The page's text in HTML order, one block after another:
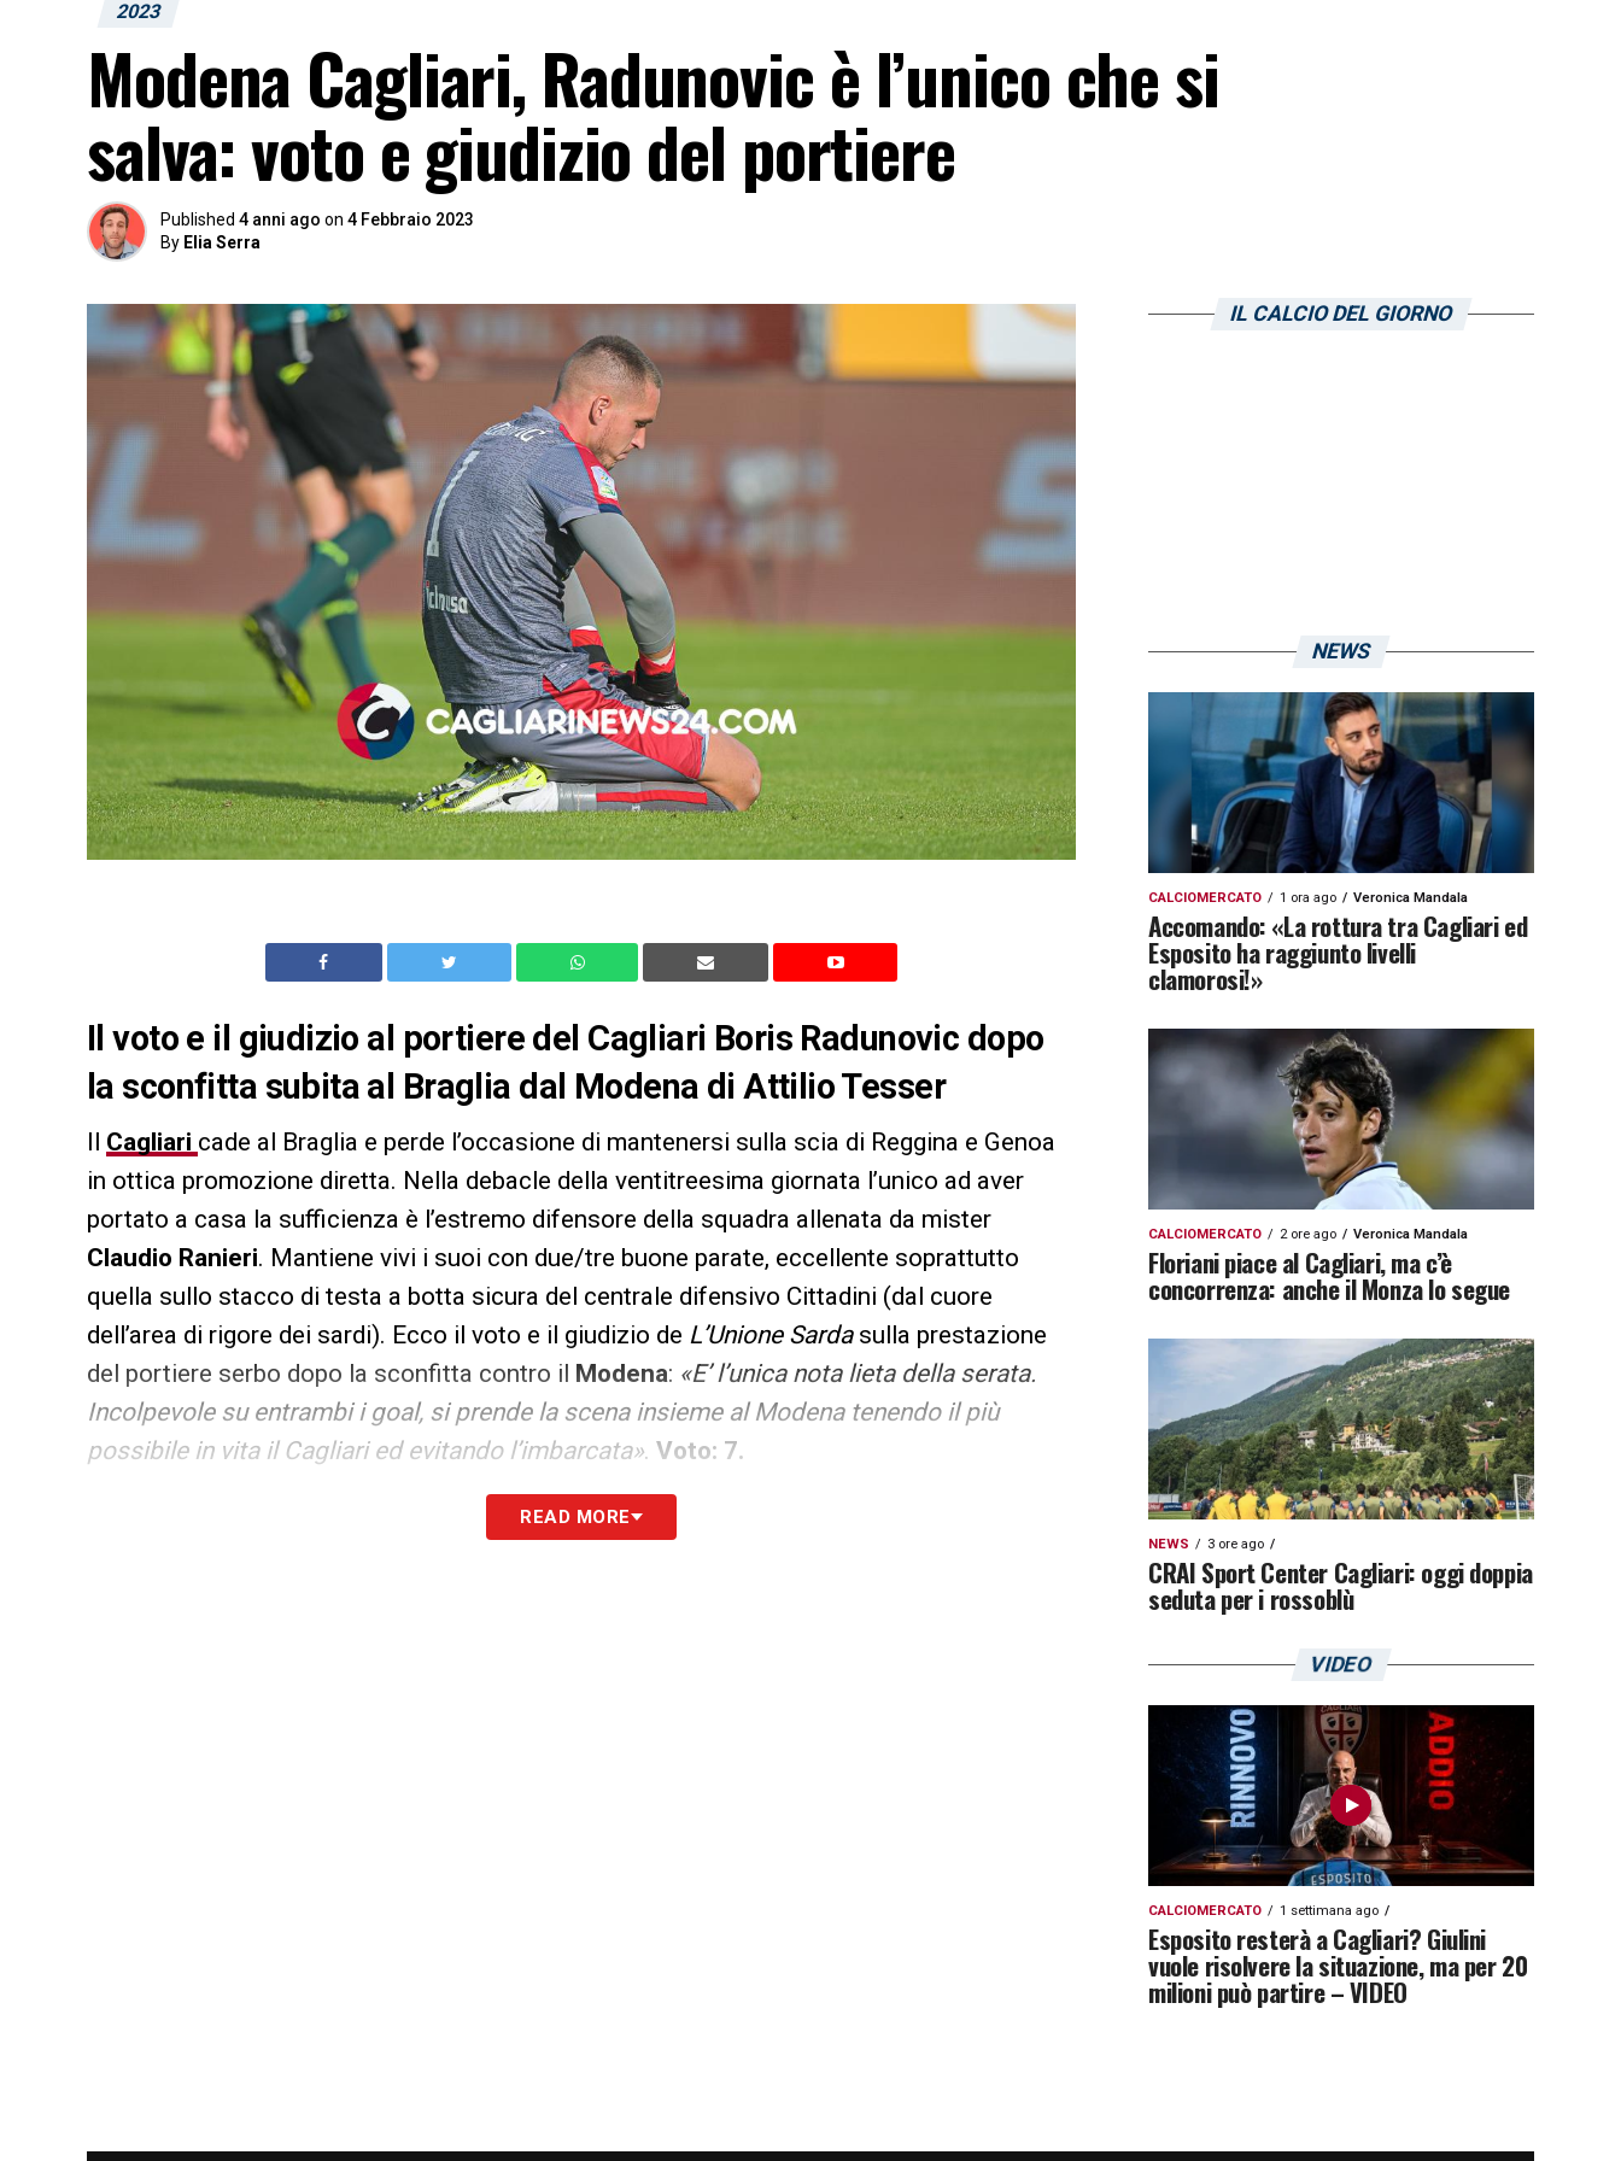
2023
Modena Cagliari, Radunovic è l’unico che si
salva: voto e giudizio del portiere
Published 4 anni ago on 4 Febbraio 2023
By Elia Serra
Il voto e il giudizio al portiere del Cagliari Boris Radunovic dopo
la sconfitta subita al Braglia dal Modena di Attilio Tesser
Il Cagliari cade al Braglia e perde l’occasione di mantenersi sulla scia di Reggina e Genoa
in ottica promozione diretta. Nella debacle della ventitreesima giornata l’unico ad aver
portato a casa la sufficienza è l’estremo difensore della squadra allenata da mister
Claudio Ranieri. Mantiene vivi i suoi con due/tre buone parate, eccellente soprattutto
quella sullo stacco di testa a botta sicura del centrale difensivo Cittadini (dal cuore
dell’area di rigore dei sardi). Ecco il voto e il giudizio de L’Unione Sarda sulla prestazione
del portiere serbo dopo la sconfitta contro il Modena: «E’ l’unica nota lieta della serata.
Incolpevole su entrambi i goal, si prende la scena insieme al Modena tenendo il più
possibile in vita il Cagliari ed evitando l’imbarcata». Voto: 7.
LA PLAYLIST DELLE NOSTRE TOP NEWSREAD MORE
IL CALCIO DEL GIORNO
NEWS
CALCIOMERCATO 1 ora ago Veronica Mandala
Accomando: «La rottura tra Cagliari ed
Esposito ha raggiunto livelli
clamorosi!»
CALCIOMERCATO 2 ore ago Veronica Mandala
Floriani piace al Cagliari, ma c’è
concorrenza: anche il Monza lo segue
NEWS 3 ore ago
CRAI Sport Center Cagliari: oggi doppia
seduta per i rossoblù
VIDEO
CALCIOMERCATO 1 settimana ago
Esposito resterà a Cagliari? Giulini
vuole risolvere la situazione, ma per 20
milioni può partire – VIDEO